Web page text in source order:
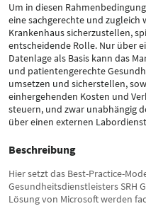
Um in diesen
eine sachgerechte und
Krankenhaus sicherzustellen,
entscheidende Rolle. Nur über
Datenlage als Basis kann das
und patientengerechte
umsetzen und sicherstellen,
einhergehenden Kosten und
steuern, und zwar unabhängig
über einen externen
Beschreibung
Hier setzt das Best-Practice-
Gesundheitsdienstleisters SRH
Lösung von Microsoft werden